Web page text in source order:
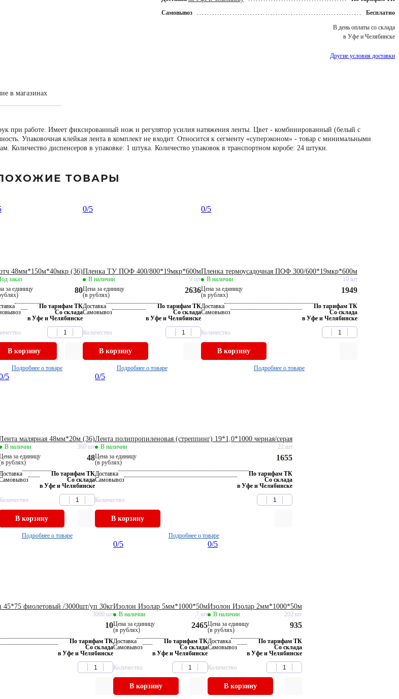
Самовывоз
Бесплатно
В день оплаты со склада
в Уфе и Челябинске
Другие условия доставки
в магазинах
при работе. Имеет фиксированный нож и регулятор усилия натяжения ленты. Цвет - комбинированный (белый с
Упаковочная клейкая лента в комплект не входит. Относится к сегменту «суперэконом» - товар с минимальными
Количество диспенсеров в упаковке: 1 штука. Количество упаковок в транспортном коробе: 24 штуки.
ТОВАРЫ
48мм*150м*40мкр (36)
заказ
за единицу
80
По тарифам ТК
Со склада
в Уфе и Челябинске
В корзину
Подробнее о товаре
0/5
Пленка ТУ ПОФ 400/800*19мкр*600м
В наличии
9 шт
Цена за единицу
(в рублях)
2636
Доставка
По тарифам ТК
Самовывоз
Со склада
в Уфе и Челябинске
Количество
В корзину
Подробнее о товаре
0/5
Пленка термоусадочная ПОФ 300/600*19мкр*600м
В наличии
10 шт
Цена за единицу
(в рублях)
1949
Доставка
По тарифам ТК
Самовывоз
Со склада
в Уфе и Челябинске
Количество
В корзину
Подробнее о товаре
/5
малярная 48мм*20м (36)
В наличии
360 шт
за единицу
рублях)
48
По тарифам ТК
Со склада
в Уфе и Челябинске
Количество
В корзину
Подробнее о товаре
0/5
Лента полипропиленовая (стреппинг) 19*1,0*1000 черная/серая
В наличии
22 шт
Цена за единицу
(в рублях)
1655
Доставка
По тарифам ТК
Самовывоз
Со склада
в Уфе и Челябинске
Количество
В корзину
Подробнее о товаре
45*75 фиолетовый /3000шт/уп 30кг
3000 шт
10
По тарифам ТК
Со склада
в Уфе и Челябинске
0/5
Изолон Изолар 5мм*1000*50м
В наличии
7 шт
Цена за единицу
(в рублях)
2465
Доставка
По тарифам ТК
Самовывоз
Со склада
в Уфе и Челябинске
Количество
В корзину
0/5
Изолон Изолар 2мм*1000*50м
В наличии
202 шт
Цена за единицу
(в рублях)
935
Доставка
По тарифам ТК
Самовывоз
Со склада
в Уфе и Челябинске
Количество
В корзину